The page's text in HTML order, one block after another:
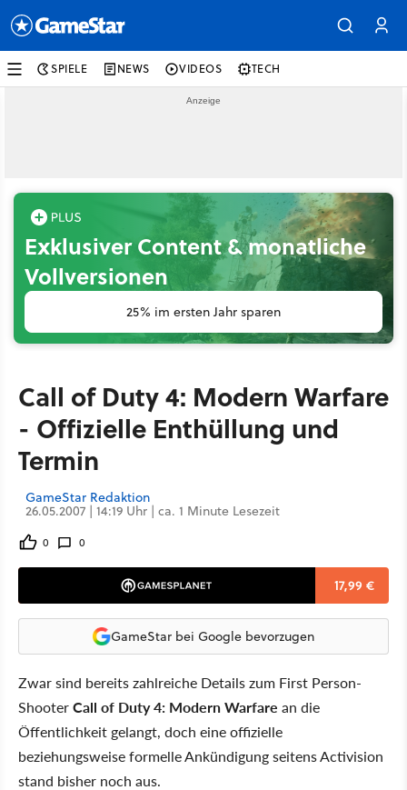
SPIELE NEWS VIDEOS TECH
Exklusiver Content & monatliche
Vollversionen
25% im ersten Jahr sparen
Call of Duty 4: Modern Warfare
- Offizielle Enthüllung und
Termin
GameStar Redaktion
26.05.2007 | 14:19 Uhr | ca. 1 Minute Lesezeit
0 0
17,99 €
GameStar bei Google bevorzugen
Zwar sind bereits zahlreiche Details zum First Person-
ShooterCall of Duty 4: Modern Warfare an die
Öffentlichkeit gelangt, doch eine offizielle
beziehungsweise formelle Ankündigung seitens Activision
stand bisher noch aus.